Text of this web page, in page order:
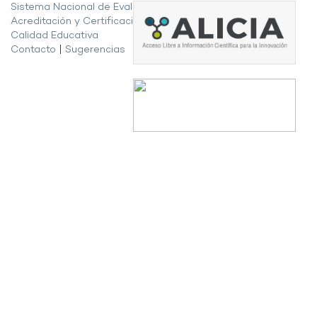
Sistema Nacional de Evaluación,
Acreditación y Certificación de la
Calidad Educativa
Contacto
Sugerencias